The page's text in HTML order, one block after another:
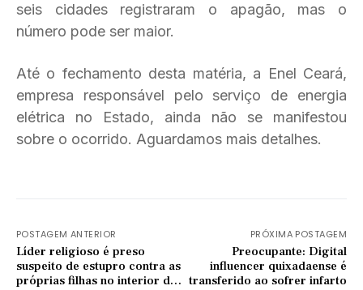
seis cidades registraram o apagão, mas o
número pode ser maior.
Até o fechamento desta matéria, a Enel Ceará,
empresa responsável pelo serviço de energia
elétrica no Estado, ainda não se manifestou
sobre o ocorrido. Aguardamos mais detalhes.
POSTAGEM ANTERIOR
Líder religioso é preso
suspeito de estupro contra as
próprias filhas no interior do
PRÓXIMA POSTAGEM
Preocupante: Digital
influencer quixadaense é
transferido ao sofrer infarto